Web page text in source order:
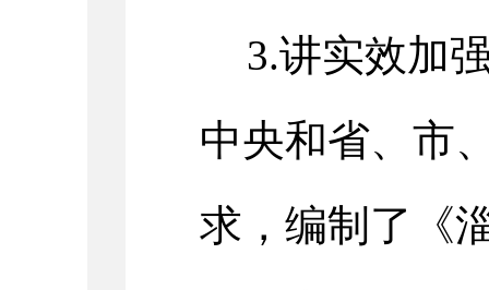
3.讲实效加
中央和省、市
求， 编制了《